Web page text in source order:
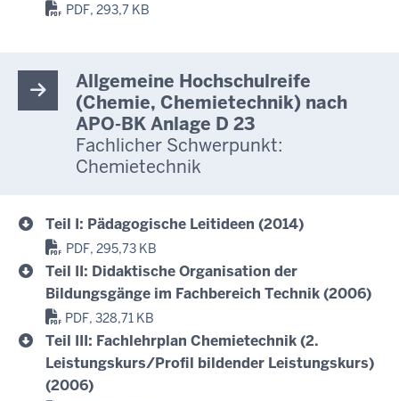
PDF, 293,7 KB
Allgemeine Hochschulreife
(Chemie, Chemietechnik) nach
APO-BK Anlage D 23
Fachlicher Schwerpunkt:
Chemietechnik
Teil I: Pädagogische Leitideen (2014)
PDF, 295,73 KB
Teil II: Didaktische Organisation der
Bildungsgänge im Fachbereich Technik (2006)
PDF, 328,71 KB
Teil III: Fachlehrplan Chemietechnik (2.
Leistungskurs/Profil bildender Leistungskurs)
(2006)